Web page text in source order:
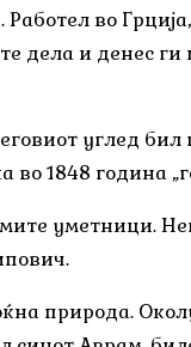
во
и денес
углед
во 1848 година
уметници.
природа.